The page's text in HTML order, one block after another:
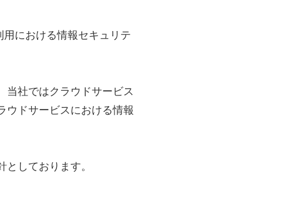
における情報セキュリテ
当社ではクラウドサービス
ウドサービスにおける情報
しております。